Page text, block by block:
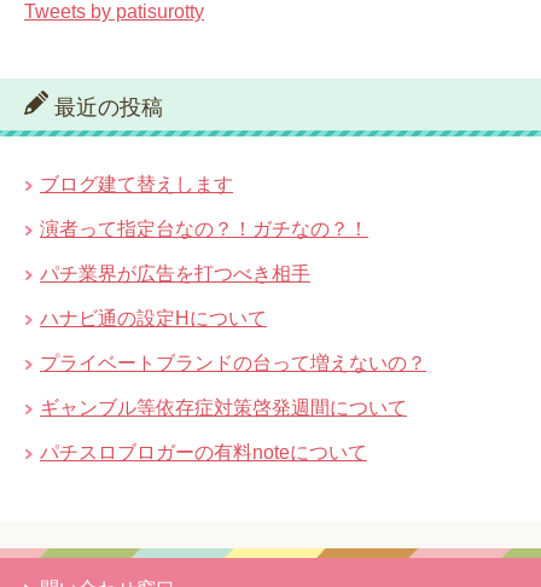
Tweets by patisurotty
最近の投稿
ブログ建て替えします
演者って指定台なの？！ガチなの？！
パチ業界が広告を打つべき相手
ハナビ通の設定Hについて
プライベートブランドの台って増えないの？
ギャンブル等依存症対策啓発週間について
パチスロブロガーの有料noteについて